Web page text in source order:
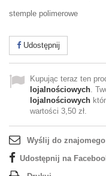
stemple polimerowe
Udostępnij
Kupując teraz ten
lojalnościowych.
lojalnościowych
wartości 3,50 zł.
Wyślij do znajomego
Udostępnij na